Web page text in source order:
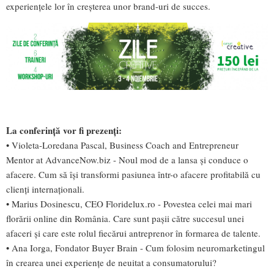
experiențele lor în creșterea unor brand-uri de succes.
La conferință vor fi prezenți:
• Violeta-Loredana Pascal, Business Coach and Entrepreneur
Mentor at AdvanceNow.biz - Noul mod de a lansa și conduce o
afacere. Cum să își transformi pasiunea într-o afacere profitabilă cu
clienți internaționali.
• Marius Dosinescu, CEO Floridelux.ro - Povestea celei mai mari
florării online din România. Care sunt pașii către succesul unei
afaceri și care este rolul fiecărui antreprenor în formarea de talente.
• Ana Iorga, Fondator Buyer Brain - Cum folosim neuromarketingul
în crearea unei experiențe de neuitat a consumatorului?